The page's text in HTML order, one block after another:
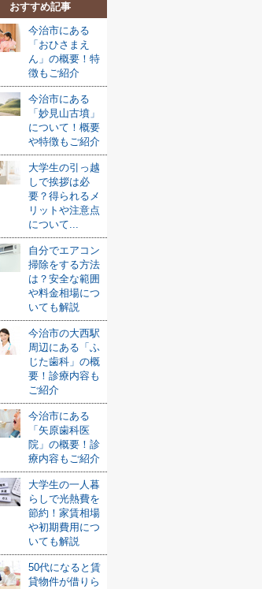
おすすめ記事
今治市にある
「おひさまえ
ん」の概要！特
徴もご紹介
今治市にある
「妙見山古墳」
について！概要
や特徴もご紹介
大学生の引っ越
しで挨拶は必
要？得られるメ
リットや注意点
について...
自分でエアコン
掃除をする方法
は？安全な範囲
や料金相場につ
いても解説
今治市の大西駅
周辺にある「ふ
じた歯科」の概
要！診療内容も
ご紹介
今治市にある
「矢原歯科医
院」の概要！診
療内容もご紹介
大学生の一人暮
らしで光熱費を
節約！家賃相場
や初期費用につ
いても解説
50代になると賃
貸物件が借りら